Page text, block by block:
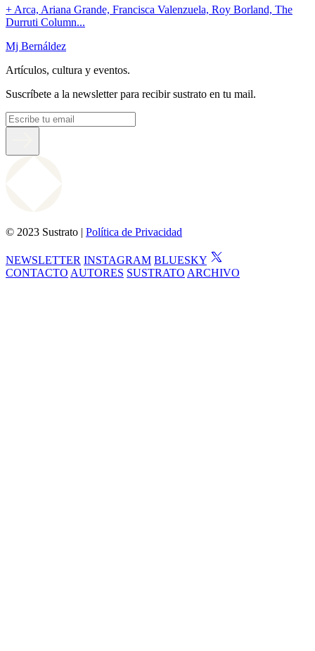
+ Arca, Ariana Grande, Francisca Valenzuela, Roy Borland, The
Durruti Column...
Mj Bernáldez
Artículos, cultura y eventos.
Suscríbete a la newsletter para recibir sustrato en tu mail.
© 2023 Sustrato | Política de Privacidad
NEWSLETTER INSTAGRAM BLUESKY
CONTACTO AUTORES SUSTRATO ARCHIVO